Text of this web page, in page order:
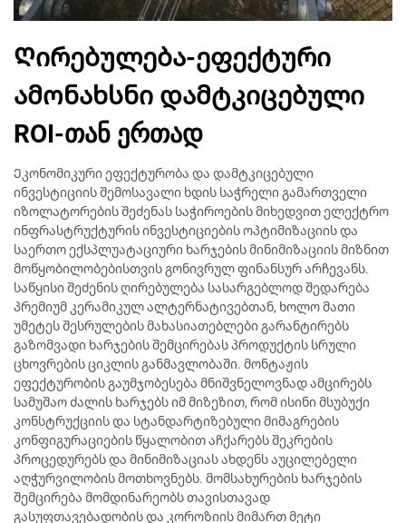
Ღირებულება-ეფექტური
ამონახსნი დამტკიცებული
ROI-თან ერთად
Ეკონომიკური ეფექტურობა და დამტკიცებული
ინვესტიციის შემოსავალი ხდის საჭრელი გამართველი
იზოლატორების შეძენას საჭიროების მიხედვით ელექტრო
ინფრასტრუქტურის ინვესტიციების ოპტიმიზაციის და
საერთო ექსპლუატაციური ხარჯების მინიმიზაციის მიზნით
მოწყობილობებისთვის გონივრულ ფინანსურ არჩევანს.
საწყისი შეძენის ღირებულება სასარგებლოდ შედარება
პრემიუმ კერამიკულ ალტერნატივებთან, ხოლო მათი
უმეტეს შესრულების მახასიათებლები გარანტირებს
გაზომვადი ხარჯების შემცირებას პროდუქტის სრული
ცხოვრების ციკლის განმავლობაში. მონტაჟის
ეფექტურობის გაუმჯობესება მნიშვნელოვნად ამცირებს
სამუშაო ძალის ხარჯებს იმ მიზეზით, რომ ისინი მსუბუქი
კონსტრუქციის და სტანდარტიზებული მიმაგრების
კონფიგურაციების წყალობით აჩქარებს შეკრების
პროცედურებს და მინიმიზაციას ახდენს აუცილებელი
აღჭურვილობის მოთხოვნებს. მომსახურების ხარჯების
შემცირება მომდინარეობს თავისთავად
გასუფთავებადობის და კოროზიის მიმართ მეტი